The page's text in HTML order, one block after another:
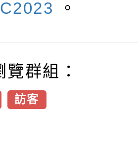
。
群組：
訪客